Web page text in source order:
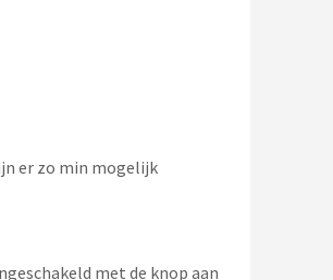
er zo min mogelijk
met de knop aan